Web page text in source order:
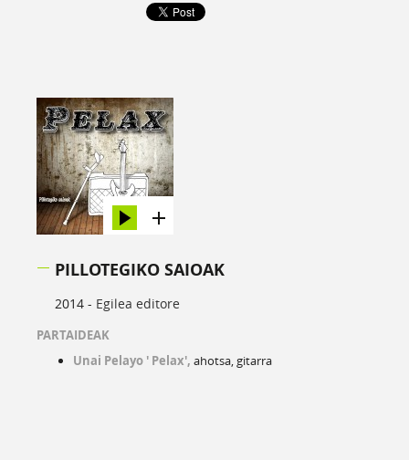
PILLOTEGIKO SAIOAK
2014 - Egilea editore
PARTAIDEAK
Unai Pelayo ' Pelax', ahotsa, gitarra